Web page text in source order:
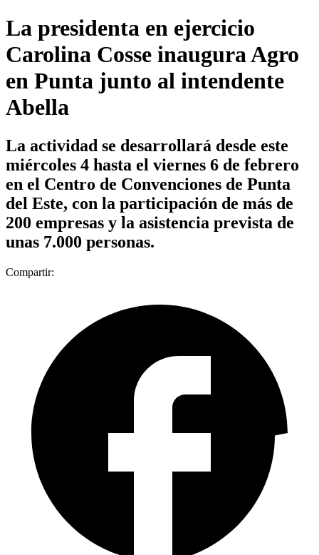
La presidenta en ejercicio
Carolina Cosse inaugura Agro
en Punta junto al intendente
Abella
La actividad se desarrollará desde este
miércoles 4 hasta el viernes 6 de febrero
en el Centro de Convenciones de Punta
del Este, con la participación de más de
200 empresas y la asistencia prevista de
unas 7.000 personas.
Compartir: